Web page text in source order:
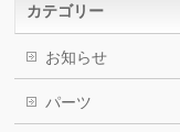
カテゴリー
お知らせ
パーツ